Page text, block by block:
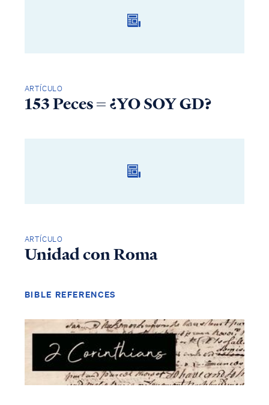
ARTÍCULO
153 Peces = ¿YO SOY GD?
ARTÍCULO
Unidad con Roma
BIBLE REFERENCES